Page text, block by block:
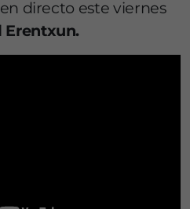
directo este viernes
Erentxun.